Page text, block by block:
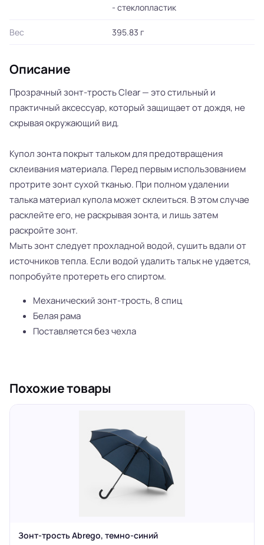
- стеклопластик
Вес 395.83 г
Описание
Прозрачный зонт-трость Clear — это стильный и
практичный аксессуар, который защищает от дождя, не
скрывая окружающий вид.
Купол зонта покрыт тальком для предотвращения
склеивания материала. Перед первым использованием
протрите зонт сухой тканью. При полном удалении
талька материал купола может склеиться. В этом случае
расклейте его, не раскрывая зонта, и лишь затем
раскройте зонт.
Мыть зонт следует прохладной водой, сушить вдали от
источников тепла. Если водой удалить тальк не удается,
попробуйте протереть его спиртом.
Механический зонт-трость, 8 спиц
Белая рама
Поставляется без чехла
Похожие товары
Зонт-трость Abrego, темно-синий